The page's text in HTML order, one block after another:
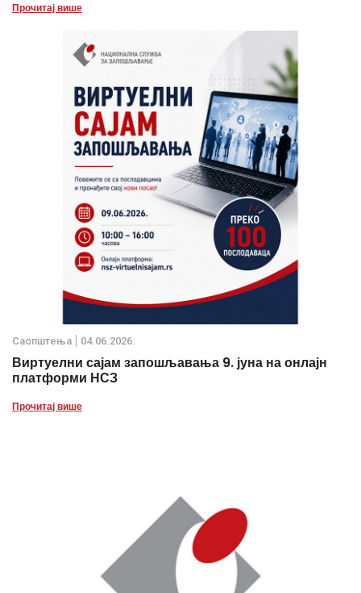
Прочитај више
Саопштења 04.06.2026.
Виртуелни сајам запошљавања 9. јуна на онлајн
платформи НСЗ
Прочитај више